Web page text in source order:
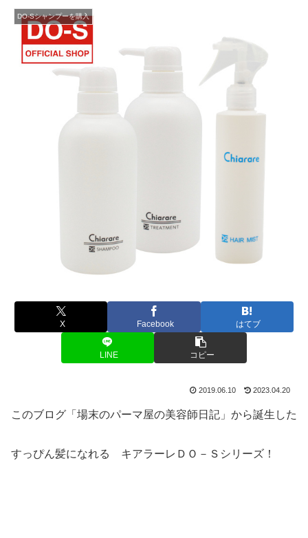
DO-Sシャンプーを購入
X Facebook はてブ
LINE コピー
2019.06.10 2023.04.20
このブログ「場末のパーマ屋の美容師日記」から誕生した
すっぴん髪になれる キアラーレＤＯ－Ｓシリーズ！